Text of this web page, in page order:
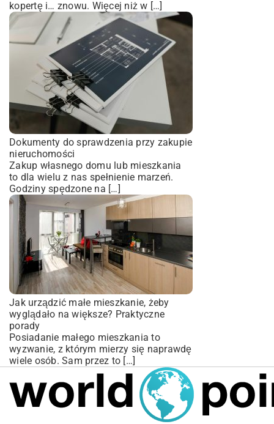
kopertę i… znowu. Więcej niż w […]
Dokumenty do sprawdzenia przy zakupie
nieruchomości
Zakup własnego domu lub mieszkania
to dla wielu z nas spełnienie marzeń.
Godziny spędzone na […]
Jak urządzić małe mieszkanie, żeby
wyglądało na większe? Praktyczne
porady
Posiadanie małego mieszkania to
wyzwanie, z którym mierzy się naprawdę
wiele osób. Sam przez to […]